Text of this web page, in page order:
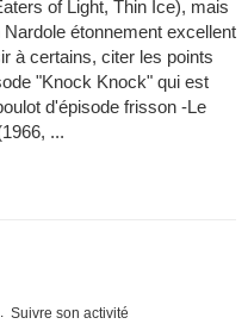
of Light, Thin Ice), mais
étonnement excellent
à certains, citer les points
"Knock Knock" qui est
d'épisode frisson -Le
...
Suivre son activité